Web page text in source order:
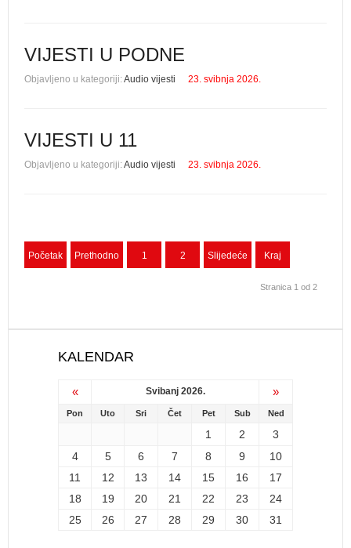
VIJESTI U PODNE
Objavljeno u kategoriji:Audio vijesti 23. svibnja 2026.
VIJESTI U 11
Objavljeno u kategoriji:Audio vijesti 23. svibnja 2026.
Početak Prethodno 1 2 Slijedeće Kraj
Stranica 1 od 2
KALENDAR
« Svibanj 2026. »
Pon Uto Sri Čet Pet Sub Ned
1 2
3
4
5 6 7 8 9
10
11
12 13 14 15 16
17
18
19 20 21 22 23
24
25
26 27 28 29 30 31